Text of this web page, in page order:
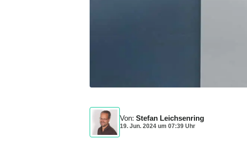
Von: Stefan Leichsenring
19. Jun. 2024 um 07:39 Uhr